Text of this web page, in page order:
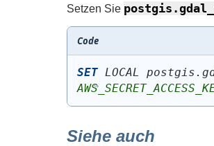
Setzen Sie
Code
SET LOCAL
Siehe auch